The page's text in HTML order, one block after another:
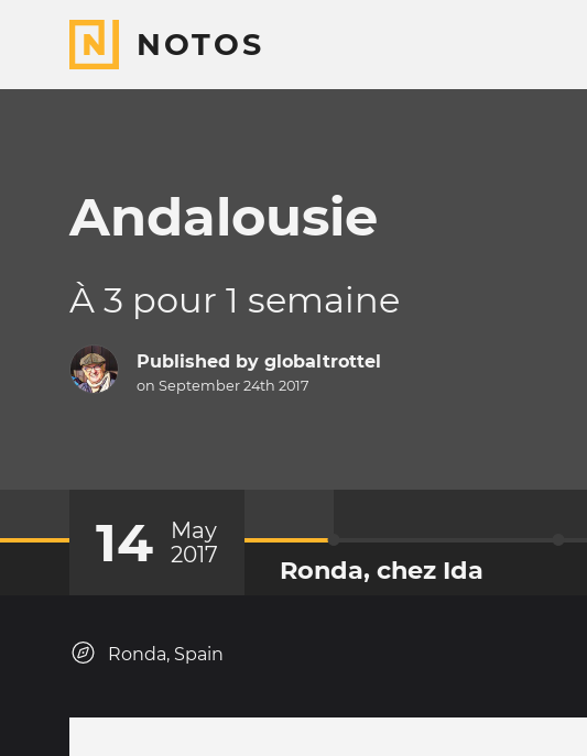
NOTOS
Andalousie
À 3 pour 1 semaine
Published by globaltrottel
on September 24th 2017
14
May
2017
Ronda, chez Ida
Ronda, Spain